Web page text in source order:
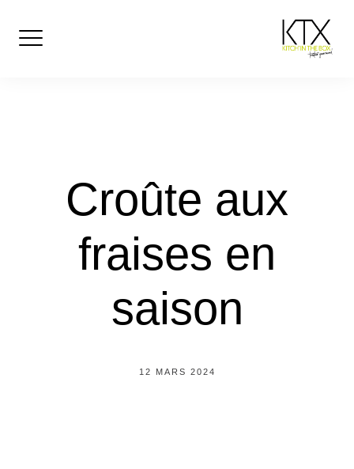
Croûte aux
fraises en
saison
12 MARS 2024